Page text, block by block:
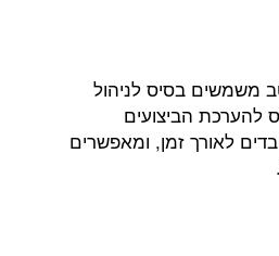
משמשים בסיס לניהול
להערכת הביצועים
לאורך זמן, ומאפשרים